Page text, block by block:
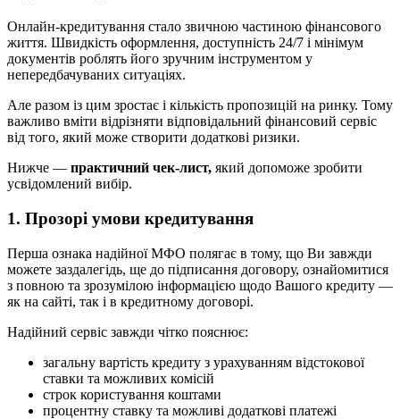
Онлайн-кредитування стало звичною частиною фінансового
життя. Швидкість оформлення, доступність 24/7 і мінімум
документів роблять його зручним інструментом у
непередбачуваних ситуаціях.
Але разом із цим зростає і кількість пропозицій на ринку. Тому
важливо вміти відрізняти відповідальний фінансовий сервіс
від того, який може створити додаткові ризики.
Нижче — практичний чек-лист, який допоможе зробити
усвідомлений вибір.
1. Прозорі умови кредитування
Перша ознака надійної МФО полягає в тому, що Ви завжди
можете заздалегідь, ще до підписання договору, ознайомитися
з повною та зрозумілою інформацією щодо Вашого кредиту —
як на сайті, так і в кредитному договорі.
Надійний сервіс завжди чітко пояснює:
загальну вартість кредиту з урахуванням відстокової
ставки та можливих комісій
строк користування коштами
процентну ставку та можливі додаткові платежі